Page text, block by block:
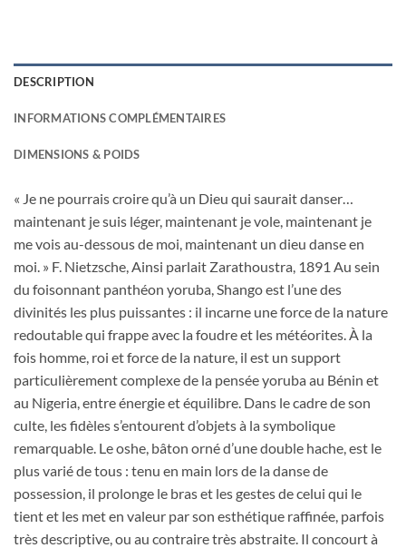
DESCRIPTION
INFORMATIONS COMPLÉMENTAIRES
DIMENSIONS & POIDS
« Je ne pourrais croire qu’à un Dieu qui saurait danser…
maintenant je suis léger, maintenant je vole, maintenant je
me vois au-dessous de moi, maintenant un dieu danse en
moi. » F. Nietzsche, Ainsi parlait Zarathoustra, 1891 Au sein
du foisonnant panthéon yoruba, Shango est l’une des
divinités les plus puissantes : il incarne une force de la nature
redoutable qui frappe avec la foudre et les météorites. À la
fois homme, roi et force de la nature, il est un support
particulièrement complexe de la pensée yoruba au Bénin et
au Nigeria, entre énergie et équilibre. Dans le cadre de son
culte, les fidèles s’entourent d’objets à la symbolique
remarquable. Le oshe, bâton orné d’une double hache, est le
plus varié de tous : tenu en main lors de la danse de
possession, il prolonge le bras et les gestes de celui qui le
tient et les met en valeur par son esthétique raffinée, parfois
très descriptive, ou au contraire très abstraite. Il concourt à